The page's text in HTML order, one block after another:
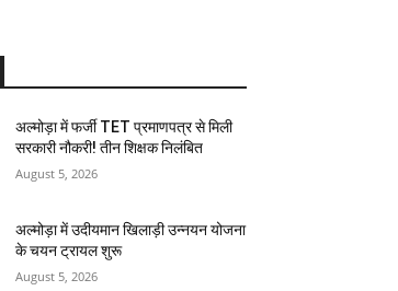
अल्मोड़ा में फर्जी TET प्रमाणपत्र से मिली
सरकारी नौकरी! तीन शिक्षक निलंबित
August 5, 2026
अल्मोड़ा में उदीयमान खिलाड़ी उन्नयन योजना
के चयन ट्रायल शुरू
August 5, 2026